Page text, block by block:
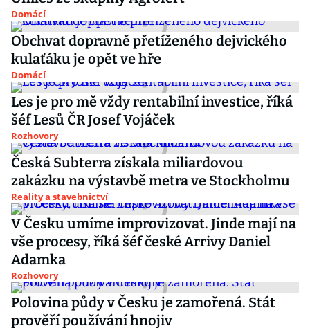
Domácí
Obchvat dopravně přetíženého dejvického
kulaťáku je opět ve hře
Domácí
Les je pro mě vždy rentabilní investice, říká
šéf Lesů ČR Josef Vojáček
Rozhovory
Česká Subterra získala miliardovou
zakázku na výstavbě metra ve Stockholmu
Reality a stavebnictví
V Česku umíme improvizovat. Jinde mají na
vše procesy, říká šéf české Arrivy Daniel
Adamka
Rozhovory
Polovina půdy v Česku je zamořená. Stát
prověří používání hnojiv